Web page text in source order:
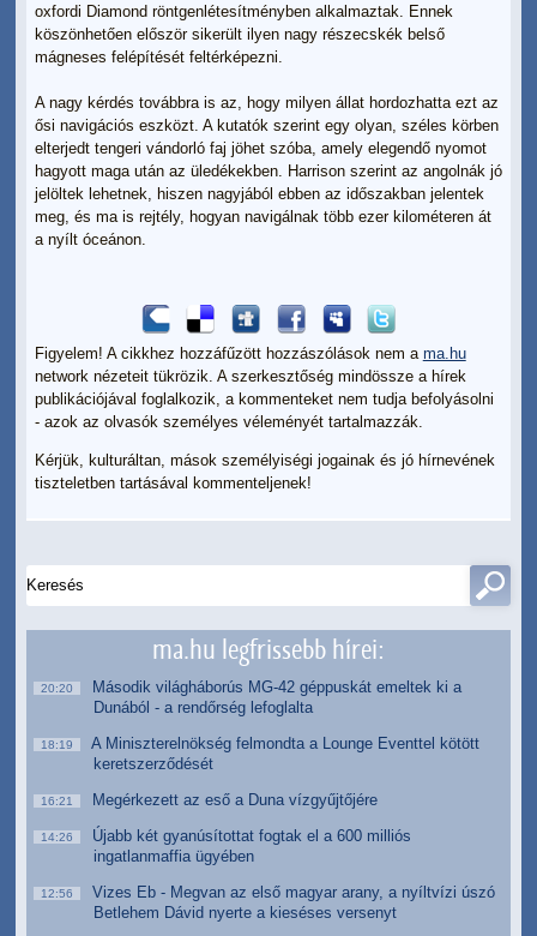
oxfordi Diamond röntgenlétesítményben alkalmaztak. Ennek
köszönhetően először sikerült ilyen nagy részecskék belső
mágneses felépítését feltérképezni.
A nagy kérdés továbbra is az, hogy milyen állat hordozhatta ezt az
ősi navigációs eszközt. A kutatók szerint egy olyan, széles körben
elterjedt tengeri vándorló faj jöhet szóba, amely elegendő nyomot
hagyott maga után az üledékekben. Harrison szerint az angolnák jó
jelöltek lehetnek, hiszen nagyjából ebben az időszakban jelentek
meg, és ma is rejtély, hogyan navigálnak több ezer kilométeren át
a nyílt óceánon.
Figyelem! A cikkhez hozzáfűzött hozzászólások nem a ma.hu
network nézeteit tükrözik. A szerkesztőség mindössze a hírek
publikációjával foglalkozik, a kommenteket nem tudja befolyásolni
- azok az olvasók személyes véleményét tartalmazzák.
Kérjük, kulturáltan, mások személyiségi jogainak és jó hírnevének
tiszteletben tartásával kommenteljenek!
ma.hu legfrissebb hírei:
20:20
Második világháborús MG-42 géppuskát emeltek ki a
Dunából - a rendőrség lefoglalta
18:19
A Miniszterelnökség felmondta a Lounge Eventtel kötött
keretszerződését
16:21 Megérkezett az eső a Duna vízgyűjtőjére
14:26
Újabb két gyanúsítottat fogtak el a 600 milliós
ingatlanmaffia ügyében
12:56
Vizes Eb - Megvan az első magyar arany, a nyíltvízi úszó
Betlehem Dávid nyerte a kieséses versenyt